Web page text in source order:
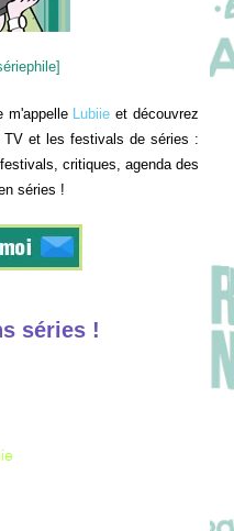
Lubiie et découvrez
et les festivals de séries :
critiques, agenda des
séries !
séries !